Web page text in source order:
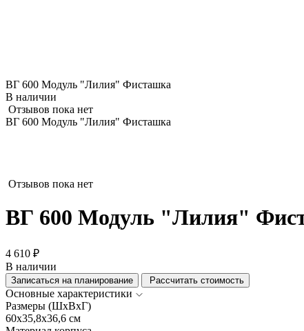
ВГ 600 Модуль "Лилия" Фисташка
В наличии
Отзывов пока нет
ВГ 600 Модуль "Лилия" Фисташка
Отзывов пока нет
ВГ 600 Модуль "Лилия"
4 610 ₽
В наличии
Записаться на планирование Рассчитать стоимость
Основные характеристики
Размеры (ШхВхГ)
60x35,8x36,6 см